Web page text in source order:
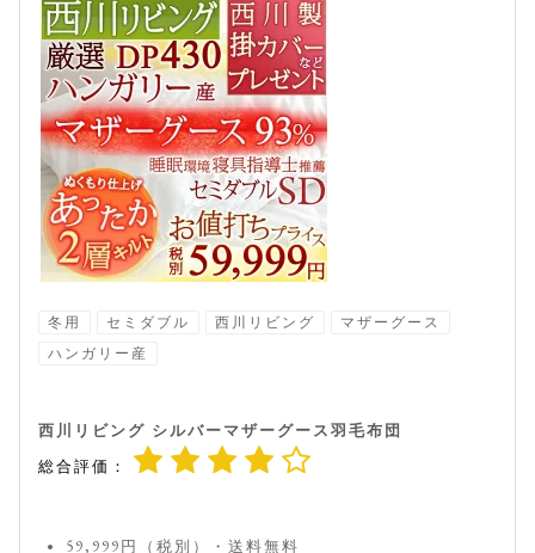
冬用 セミダブル 西川リビング
マザーグース
ハンガリー産
西川リビング シルバーマザーグース羽毛布団
総合評価：
59,999円（税別）・送料無料